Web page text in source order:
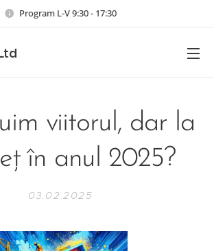
Program L-V 9:30 - 17:30
viitorul, dar la
în anul 2025?
03.02.2025